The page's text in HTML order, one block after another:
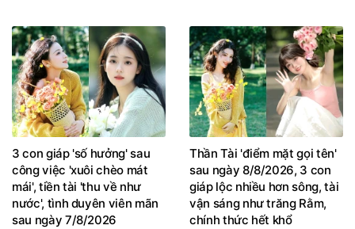
3 con giáp 'số hưởng' sau
công việc 'xuôi chèo mát
mái', tiền tài 'thu về như
nước', tình duyên viên mãn
sau ngày 7/8/2026
Thần Tài 'điểm mặt gọi tên'
sau ngày 8/8/2026, 3 con
giáp lộc nhiều hơn sông, tài
vận sáng như trăng Rằm,
chính thức hết khổ